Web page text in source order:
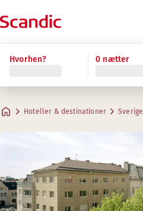
Hvorhen? 0 nætter
Hoteller & destinationer Sverige